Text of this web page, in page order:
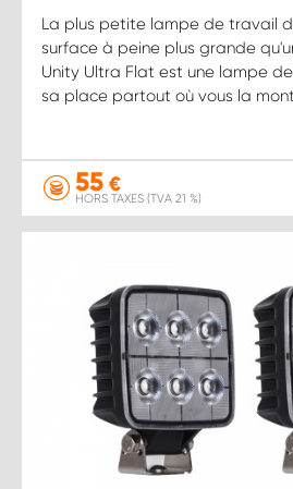
La plus petite lampe de travail
surface à peine plus grande
Unity Ultra Flat est une lampe
sa place partout où vous la
55 €
HORS TAXES (TVA 21 %)